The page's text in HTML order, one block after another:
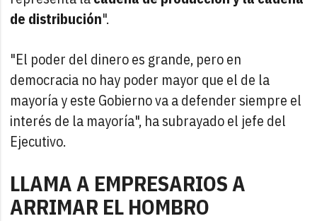
de distribución".
"El poder del dinero es grande, pero en
democracia no hay poder mayor que el de la
mayoría y este Gobierno va a defender siempre el
interés de la mayoría", ha subrayado el jefe del
Ejecutivo.
LLAMA A EMPRESARIOS A
ARRIMAR EL HOMBRO